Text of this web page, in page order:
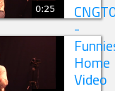
0:25
-
Home
Video